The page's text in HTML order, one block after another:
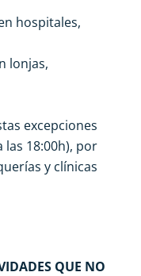
hospitales,
lonjas,
excepciones
18:00h), por
y clínicas
QUE NO